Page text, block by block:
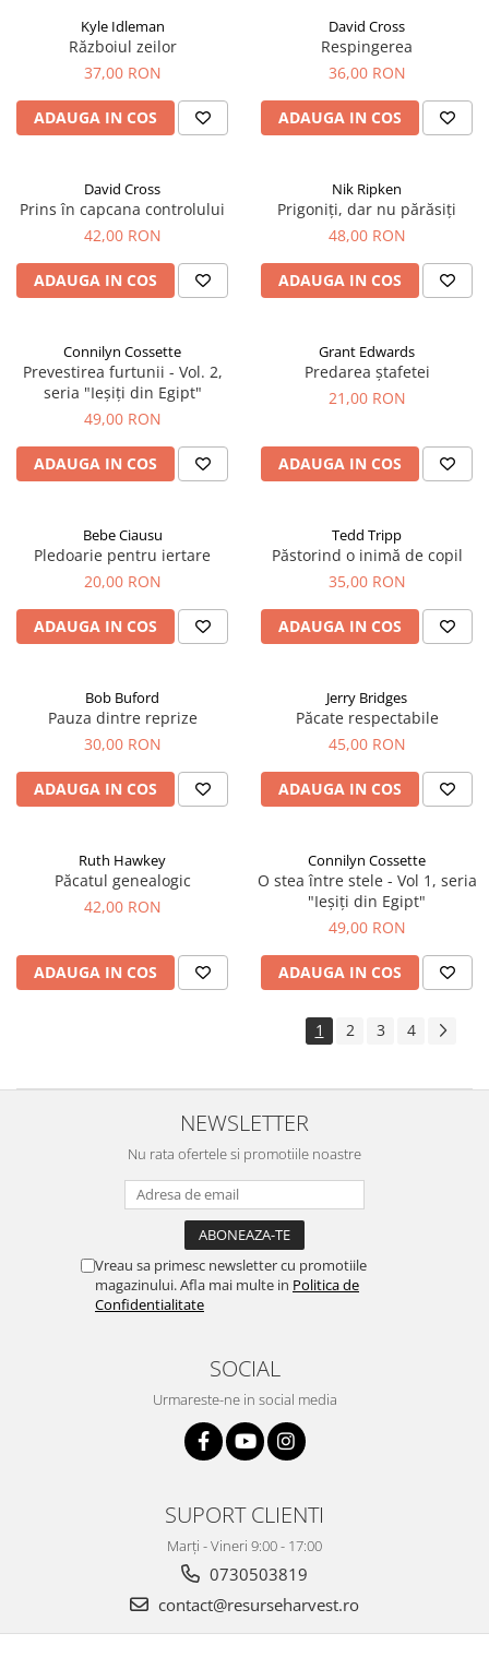
Kyle Idleman
Războiul zeilor
37,00 RON
ADAUGA IN COS
David Cross
Respingerea
36,00 RON
ADAUGA IN COS
David Cross
Prins în capcana controlului
42,00 RON
ADAUGA IN COS
Nik Ripken
Prigoniți, dar nu părăsiți
48,00 RON
ADAUGA IN COS
Connilyn Cossette
Prevestirea furtunii - Vol. 2,
seria "Ieșiți din Egipt"
49,00 RON
ADAUGA IN COS
Grant Edwards
Predarea ștafetei
21,00 RON
ADAUGA IN COS
Bebe Ciausu
Pledoarie pentru iertare
20,00 RON
ADAUGA IN COS
Tedd Tripp
Păstorind o inimă de copil
35,00 RON
ADAUGA IN COS
Bob Buford
Pauza dintre reprize
30,00 RON
ADAUGA IN COS
Jerry Bridges
Păcate respectabile
45,00 RON
ADAUGA IN COS
Ruth Hawkey
Păcatul genealogic
42,00 RON
ADAUGA IN COS
Connilyn Cossette
O stea între stele - Vol 1, seria
"Ieșiți din Egipt"
49,00 RON
ADAUGA IN COS
1 2 3 4
NEWSLETTER
Nu rata ofertele si promotiile noastre
Vreau sa primesc newsletter cu promotiile
magazinului. Afla mai multe in Politica de
Confidentialitate
SOCIAL
Urmareste-ne in social media
SUPORT CLIENTI
Marți - Vineri 9:00 - 17:00
0730503819
contact@resurseharvest.ro